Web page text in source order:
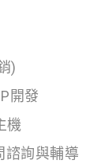
)
開發
機
諮詢與輔導